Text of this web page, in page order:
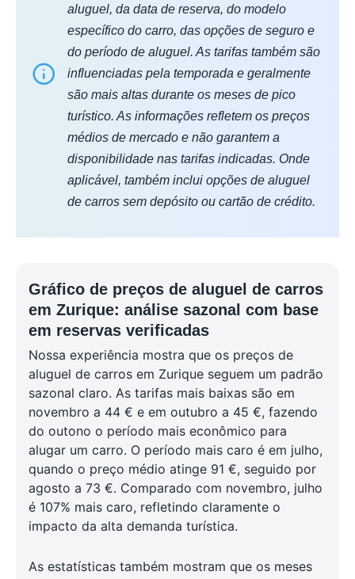
aluguel, da data de reserva, do modelo
específico do carro, das opções de seguro e
do período de aluguel. As tarifas também são
influenciadas pela temporada e geralmente
são mais altas durante os meses de pico
turístico. As informações refletem os preços
médios de mercado e não garantem a
disponibilidade nas tarifas indicadas. Onde
aplicável, também inclui opções de aluguel
de carros sem depósito ou cartão de crédito.
Gráfico de preços de aluguel de carros
em Zurique: análise sazonal com base
em reservas verificadas
Nossa experiência mostra que os preços de
aluguel de carros em Zurique seguem um padrão
sazonal claro. As tarifas mais baixas são em
novembro a 44 € e em outubro a 45 €, fazendo
do outono o período mais econômico para
alugar um carro. O período mais caro é em julho,
quando o preço médio atinge 91 €, seguido por
agosto a 73 €. Comparado com novembro, julho
é 107% mais caro, refletindo claramente o
impacto da alta demanda turística.
As estatísticas também mostram que os meses